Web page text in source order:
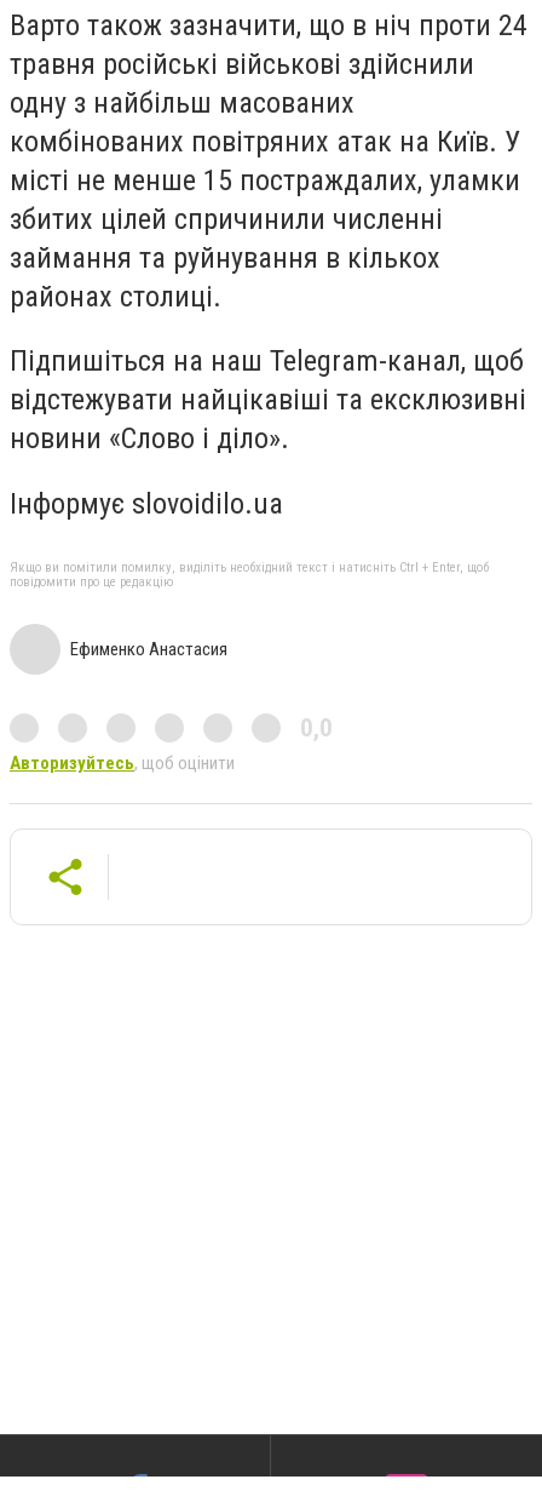
Варто також зазначити, що в ніч проти 24
травня російські військові здійснили
одну з найбільш масованих
комбінованих повітряних атак на Київ. У
місті не менше 15 постраждалих, уламки
збитих цілей спричинили численні
займання та руйнування в кількох
районах столиці.
Підпишіться на наш Telegram-канал, щоб
відстежувати найцікавіші та ексклюзивні
новини «Слово і діло».
Інформує slovoidilo.ua
Якщо ви помітили помилку, виділіть необхідний текст і натисніть Ctrl + Enter, щоб
повідомити про це редакцію
Ефименко Анастасия
0,0
Авторизуйтесь, щоб оцінити